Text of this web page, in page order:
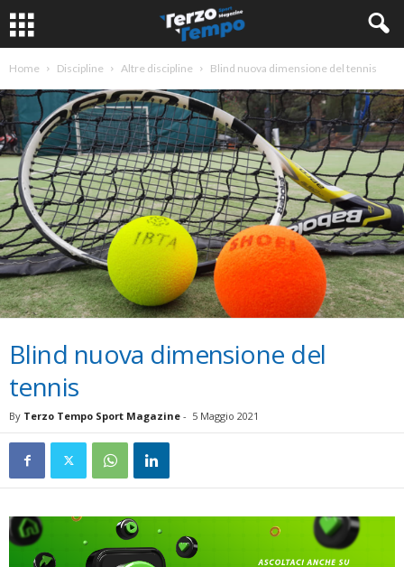
Home Discipline Altre discipline Blind nuova dimensione del tennis
Blind nuova dimensione del
tennis
By Terzo Tempo Sport Magazine - 5 Maggio 2021